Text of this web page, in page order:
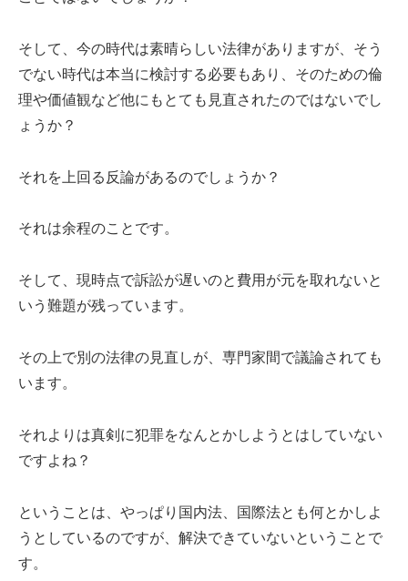
そして、今の時代は素晴らしい法律がありますが、そう
でない時代は本当に検討する必要もあり、そのための倫
理や価値観など他にもとても見直されたのではないでし
ょうか？
それを上回る反論があるのでしょうか？
それは余程のことです。
そして、現時点で訴訟が遅いのと費用が元を取れないと
いう難題が残っています。
その上で別の法律の見直しが、専門家間で議論されても
います。
それよりは真剣に犯罪をなんとかしようとはしていない
ですよね？
ということは、やっぱり国内法、国際法とも何とかしよ
うとしているのですが、解決できていないということで
す。